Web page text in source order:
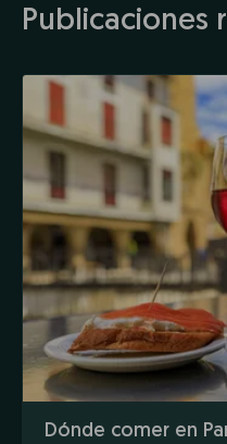
Publicaciones
Dónde comer en